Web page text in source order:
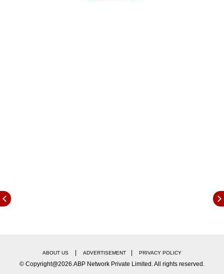
ABOUT US ADVERTISEMENT PRIVACY POLICY
© Copyright@2026.ABP Network Private Limited. All rights reserved.